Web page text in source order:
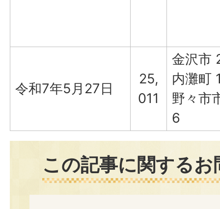
令和7年5月27日
25,
011
金沢市
内灘町
野々市
6
この記事に関する